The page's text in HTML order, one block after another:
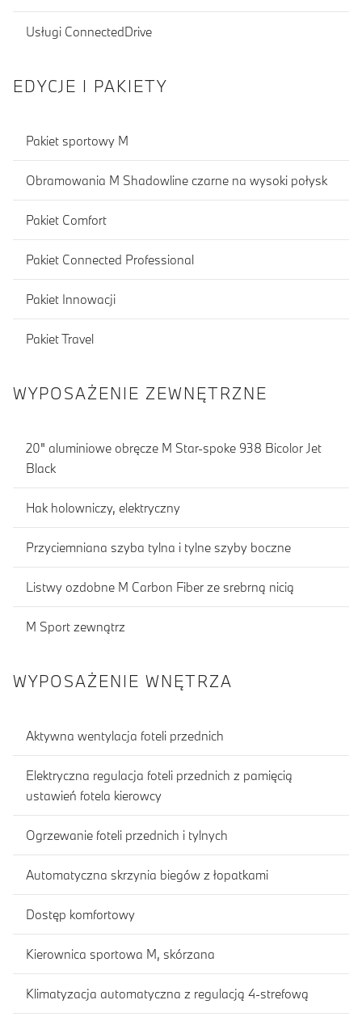
Usługi ConnectedDrive
EDYCJE I PAKIETY
Pakiet sportowy M
Obramowania M Shadowline czarne na wysoki połysk
Pakiet Comfort
Pakiet Connected Professional
Pakiet Innowacji
Pakiet Travel
WYPOSAŻENIE ZEWNĘTRZNE
20" aluminiowe obręcze M Star-spoke 938 Bicolor Jet
Black
Hak holowniczy, elektryczny
Przyciemniana szyba tylna i tylne szyby boczne
Listwy ozdobne M Carbon Fiber ze srebrną nicią
M Sport zewnątrz
WYPOSAŻENIE WNĘTRZA
Aktywna wentylacja foteli przednich
Elektryczna regulacja foteli przednich z pamięcią
ustawień fotela kierowcy
Ogrzewanie foteli przednich i tylnych
Automatyczna skrzynia biegów z łopatkami
Dostęp komfortowy
Kierownica sportowa M, skórzana
Klimatyzacja automatyczna z regulacją 4-strefową